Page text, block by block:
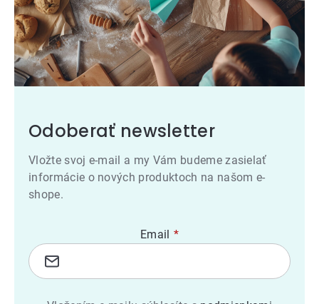
Odoberať newsletter
Vložte svoj e-mail a my Vám budeme zasielať
informácie o nových produktoch na našom e-
shope.
Email